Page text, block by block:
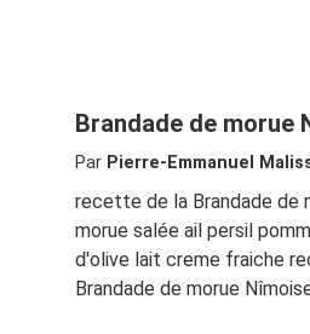
Brandade de morue
Par Pierre-Emmanuel
recette de la Brandade de
morue salée ail persil
d'olive lait creme fraiche
Brandade de morue